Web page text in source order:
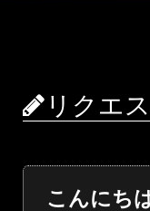
リクエ
こんにちは